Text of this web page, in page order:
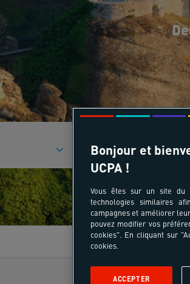
Qui participe au séjour ?
Le voyage
Bonjour et
UCPA !
Vous êtes sur un site du
technologies similaires
campagnes et améliorer
pouvez modifier vos
cookies". En cliquant sur
cookies.
ACCEPTER